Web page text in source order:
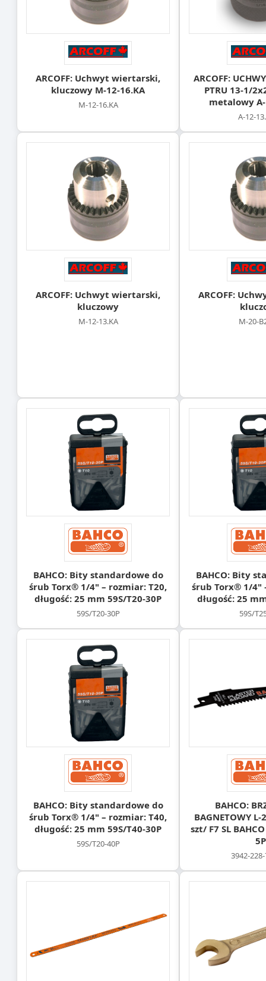
ARCOFF: Uchwyt wiertarski,
kluczowy M-12-16.KA
M-12-16.KA
ARCOFF:
PTRU 13-1/
metalowy
A-12-
ARCOFF: Uchwyt wiertarski,
kluczowy
M-12-13.KA
ARCOFF:
M-20-
BAHCO: Bity standardowe do
śrub Torx® 1/4" – rozmiar: T20,
długość: 25 mm 59S/T20-30P
59S/T20-30P
BAHCO: Bity
śrub Torx® 1/4"
długość: 25
59S/
BAHCO: Bity standardowe do
śrub Torx® 1/4" – rozmiar: T40,
długość: 25 mm 59S/T40-30P
59S/T20-40P
BAHCO:
BAGNETOWY
szt/ F7 SL
5P
3942-